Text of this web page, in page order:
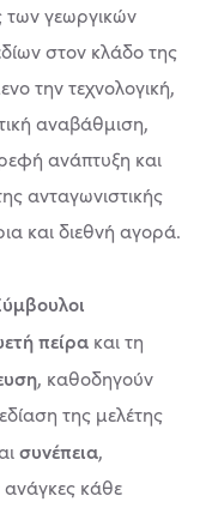
των γεωργικών
στον κλάδο της
την τεχνολογική,
αναβάθμιση,
ανάπτυξη και
ανταγωνιστικής
και διεθνή αγορά.
πείρα και τη
, καθοδηγούν
της μελέτης
συνέπεια,
κάθε